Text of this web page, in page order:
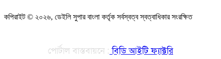
কপিরাইট © ২০২৬, ডেইলি সুপার বাংলা কর্তৃক সর্বস্বত্ব স্বত্বাধিকার সংরক্ষিত
পোর্টাল বাস্তবায়নে : বিডি আইটি ফ্যাক্টরি